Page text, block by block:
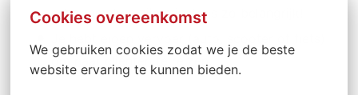
Cookies overeenkomst
We gebruiken cookies zodat we je de beste
website ervaring te kunnen bieden.
schoonmaken zijn minstens zo belangrijk!
om naar cliënten te reizen.